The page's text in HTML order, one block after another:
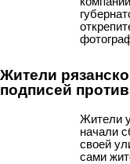
Жители
подписей
Жители
начали
своей
сами